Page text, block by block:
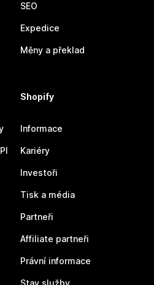
SEO
Expedice
Měny a překlad
Shopify
Informace
Kariéry
Investoři
Tisk a média
Partneři
Affiliate partneři
Právní informace
Stav služby